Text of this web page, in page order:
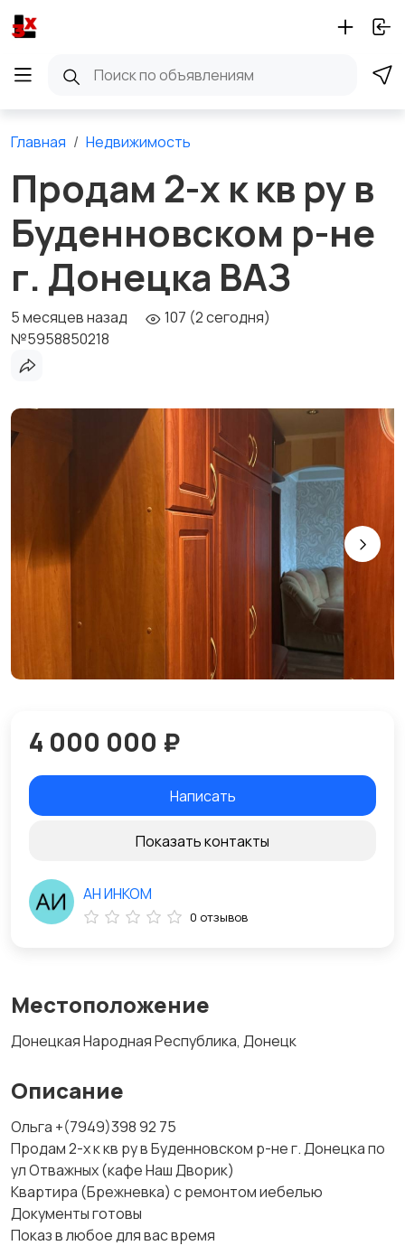
Главная Недвижимость
Продам 2-х к кв ру в
Буденновском р-не
г. Донецка ВАЗ
5 месяцев назад
107 (2 сегодня)
№5958850218
Местоположение
Донецкая Народная Республика, Донецк
Описание
Ольга +(7949)398 92 75
Продам 2-х к кв ру в Буденновском р-не г. Донецка по
ул Отважных (кафе Наш Дворик)
Квартира (Брежневка) с ремонтом иебелью
Документы готовы
Показ в любое для вас время
4 000 000 ₽
Написать
Показать контакты
АН ИНКОМ
0 отзывов